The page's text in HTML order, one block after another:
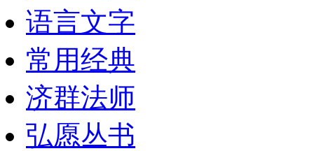
语言文字
常用经典
济群法师
弘愿丛书